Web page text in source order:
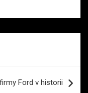
Ford v historii